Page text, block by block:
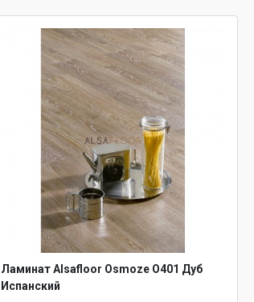
Ламинат Alsafloor Osmoze O401 Дуб
Испанский